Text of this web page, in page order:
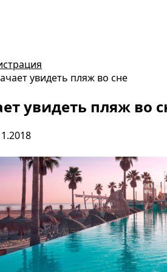
увидеть пляж во сне
увидеть пляж во